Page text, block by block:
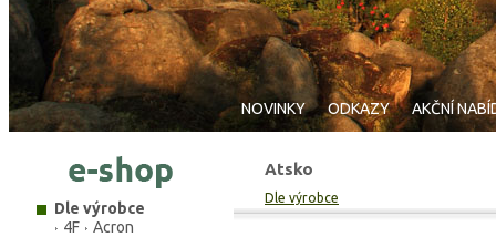
NOVINKY ODKAZY AKČNÍ
Dle výrobce
4F
Acron
Atsko
Dle výrobce